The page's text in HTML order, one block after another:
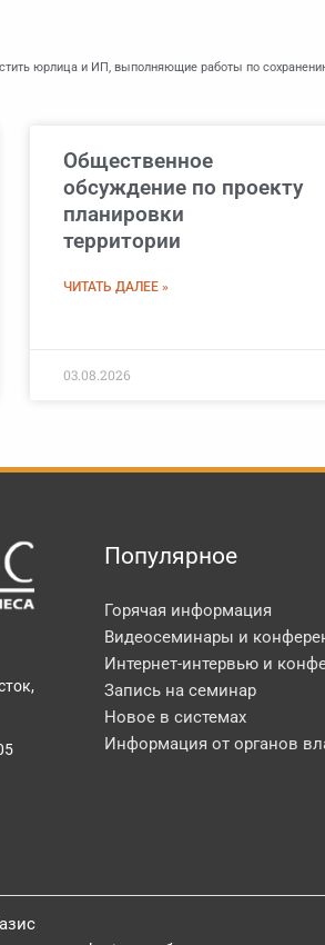
Общественное
обсуждение по проекту
планировки
территории
ЧИТАТЬ ДАЛЕЕ »
03.08.2026
Популярное
Горячая информация
Видеосеминары и
Интернет-интервью и
Запись на семинар
Новое в системах
Информация от органов